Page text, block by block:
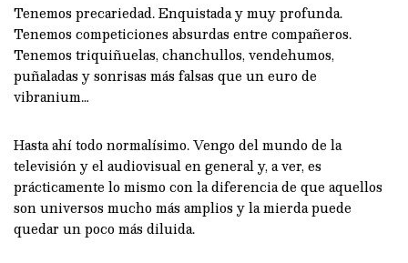
Tenemos precariedad. Enquistada y muy profunda.
Tenemos competiciones absurdas entre compañeros.
Tenemos triquiñuelas, chanchullos, vendehumos,
puñaladas y sonrisas más falsas que un euro de
vibranium…
Hasta ahí todo normalísimo. Vengo del mundo de la
televisión y el audiovisual en general y, a ver, es
prácticamente lo mismo con la diferencia de que aquellos
son universos mucho más amplios y la mierda puede
quedar un poco más diluida.